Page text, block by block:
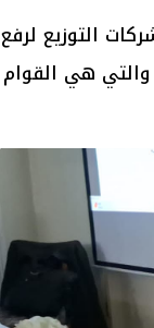
التوزيع لرفع
والتي هي القوام